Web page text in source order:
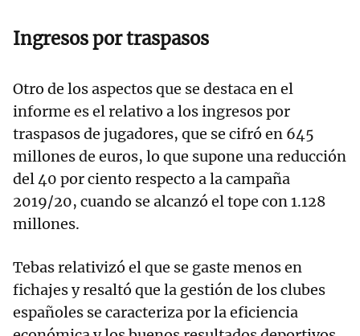
Ingresos por traspasos
Otro de los aspectos que se destaca en el
informe es el relativo a los ingresos por
traspasos de jugadores, que se cifró en 645
millones de euros, lo que supone una reducción
del 40 por ciento respecto a la campaña
2019/20, cuando se alcanzó el tope con 1.128
millones.
Tebas relativizó el que se gaste menos en
fichajes y resaltó que la gestión de los clubes
españoles se caracteriza por la eficiencia